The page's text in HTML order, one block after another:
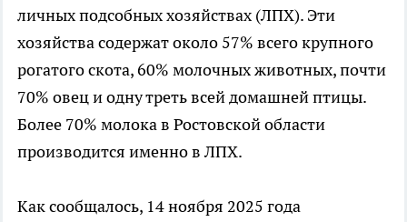
личных подсобных хозяйствах (ЛПХ). Эти
хозяйства содержат около 57% всего крупного
рогатого скота, 60% молочных животных, почти
70% овец и одну треть всей домашней птицы.
Более 70% молока в Ростовской области
производится именно в ЛПХ.
Как сообщалось, 14 ноября 2025 года